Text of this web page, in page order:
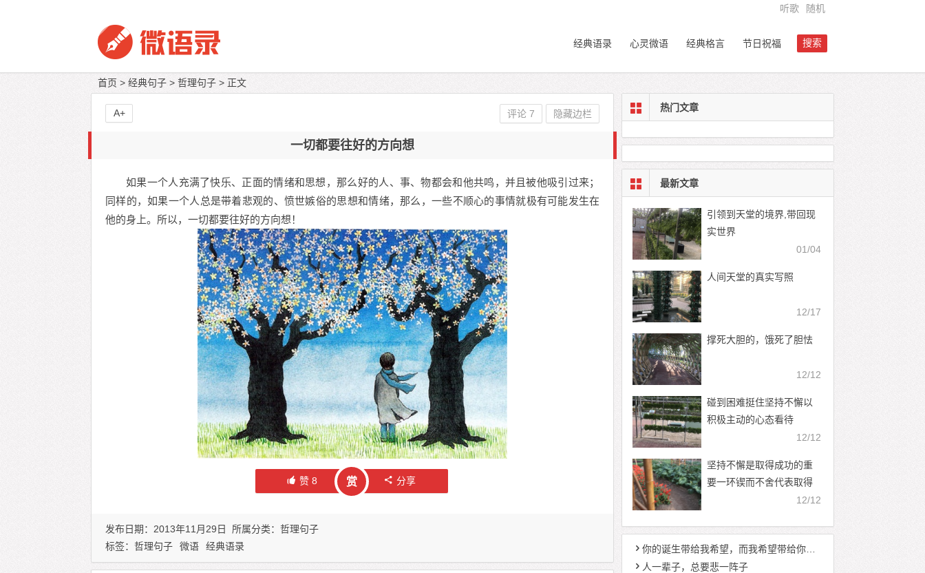
听歌 随机
搜索
经典语录 心灵微语 经典格言 节日祝福
首页 > 经典句子 > 哲理句子 > 正文
一切都要往好的方向想
如果一个人充满了快乐、正面的情绪和思想，那么好的人、事、物都会和他共鸣，并且被他吸引过来；
同样的，如果一个人总是带着悲观的、愤世嫉俗的思想和情绪，那么，一些不顺心的事情就极有可能发生在
他的身上。所以，一切都要往好的方向想！
赞 8 赏 分享
评论 7 隐藏边栏
A+
发布日期：2013年11月29日 所属分类： 哲理句子
标签： 哲理句子 微语 经典语录
热门文章
最新文章
引领到天堂的境界,带回现
实世界
01/04
人间天堂的真实写照
12/17
撑死大胆的，饿死了胆怯
12/12
碰到困难挺住坚持不懈以
积极主动的心态看待
12/12
坚持不懈是取得成功的重
要一环锲而不舍代表取得
12/12
你的诞生带给我希望，而我希望带给你幸福
人一辈子，总要悲一阵子